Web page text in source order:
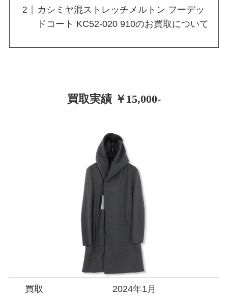
カシミヤ混ストレッチメルトン フーデッ
ドコート KC52-020 910のお買取について
買取実績 ￥15,000-
買取
2024年1月